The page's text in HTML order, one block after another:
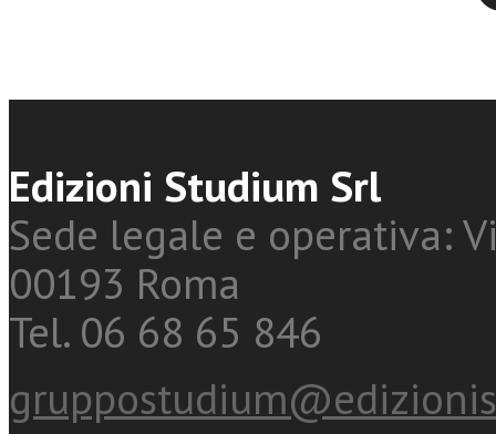
Edizioni Studium Srl
Sede legale e operativa:
00193 Roma
Tel. 06 68 65 846